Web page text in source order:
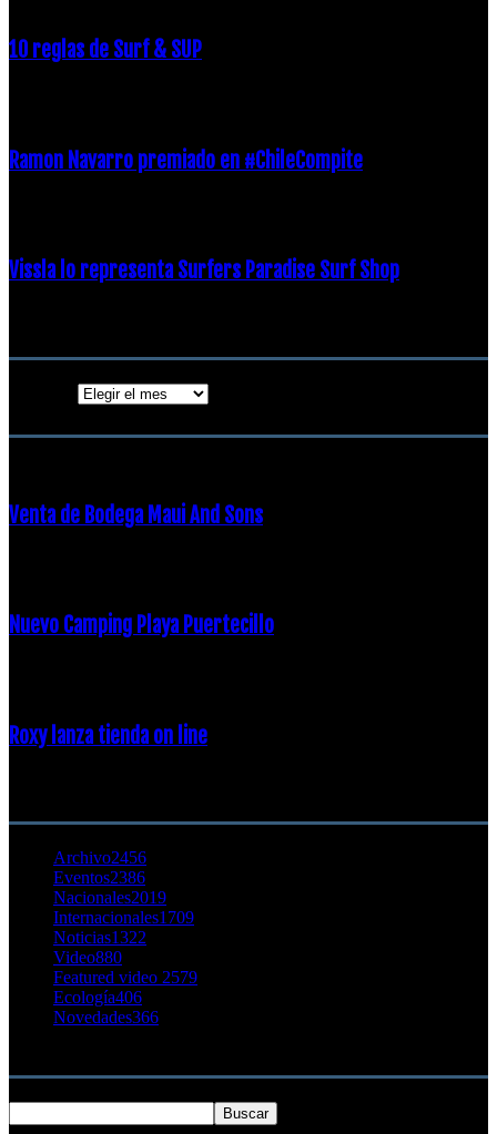
10 reglas de Surf & SUP
Ramon Navarro premiado en #ChileCompite
Vissla lo representa Surfers Paradise Surf Shop
Venta de Bodega Maui And Sons
Nuevo Camping Playa Puertecillo
Roxy lanza tienda on line
Archivo2456
Eventos2386
Nacionales2019
Internacionales1709
Noticias1322
Video880
Featured video 2579
Ecología406
Novedades366